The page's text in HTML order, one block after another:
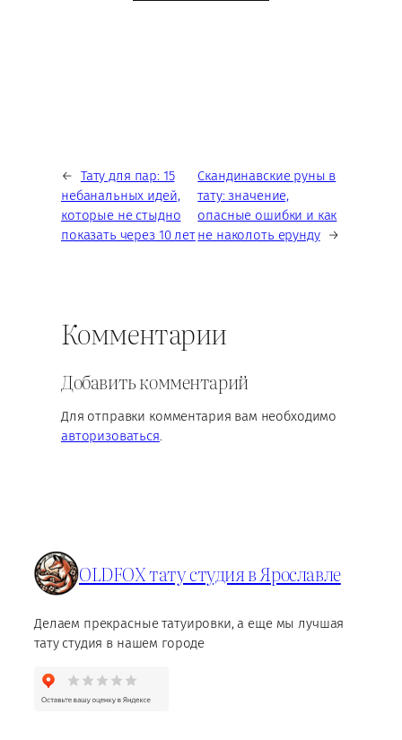
← Тату для пар: 15
небанальных идей,
которые не стыдно
показать через 10 лет
Скандинавские руны в
тату: значение,
опасные ошибки и как
не наколоть ерунду →
Комментарии
Добавить комментарий
Для отправки комментария вам необходимо
авторизоваться.
OLDFOX тату студия в Ярославле
Делаем прекрасные татуировки, а еще мы лучшая
тату студия в нашем городе